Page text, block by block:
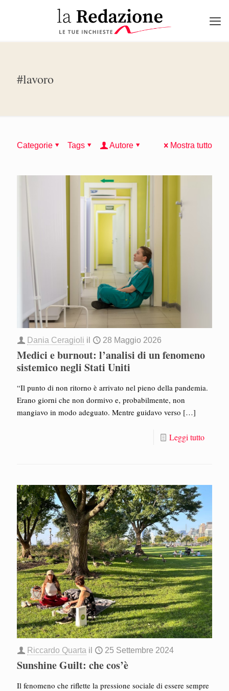
#lavoro
Categorie Tags Autore Mostra tutto
Dania Ceragioli il 28 Maggio 2026
Medici e burnout: l’analisi di un fenomeno
sistemico negli Stati Uniti
“Il punto di non ritorno è arrivato nel pieno della pandemia.
Erano giorni che non dormivo e, probabilmente, non
mangiavo in modo adeguato. Mentre guidavo verso […]
Leggi tutto
Riccardo Quarta il 25 Settembre 2024
Sunshine Guilt: che cos’è
Il fenomeno che riflette la pressione sociale di essere sempre